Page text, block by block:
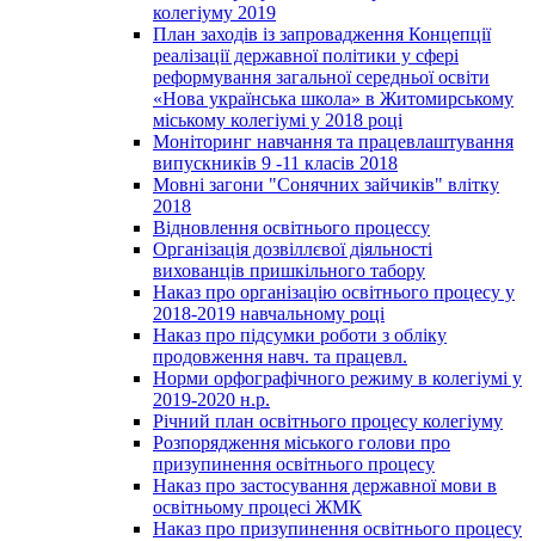
колегіуму 2019
План заходів із запровадження Концепції
реалізації державної політики у сфері
реформування загальної середньої освіти
«Нова українська школа» в Житомирському
міському колегіумі у 2018 році
Моніторинг навчання та працевлаштування
випускників 9 -11 класів 2018
Мовні загони "Сонячних зайчиків" влітку
2018
Відновлення освітнього процессу
Організація дозвіллєвої діяльності
вихованців пришкільного табору
Наказ про організацію освітнього процесу у
2018-2019 навчальному році
Наказ про підсумки роботи з обліку
продовження навч. та працевл.
Норми орфографічного режиму в колегіумі у
2019-2020 н.р.
Річний план освітнього процесу колегіуму
Розпорядження міського голови про
призупинення освітнього процесу
Наказ про застосування державної мови в
освітньому процесі ЖМК
Наказ про призупинення освітнього процесу